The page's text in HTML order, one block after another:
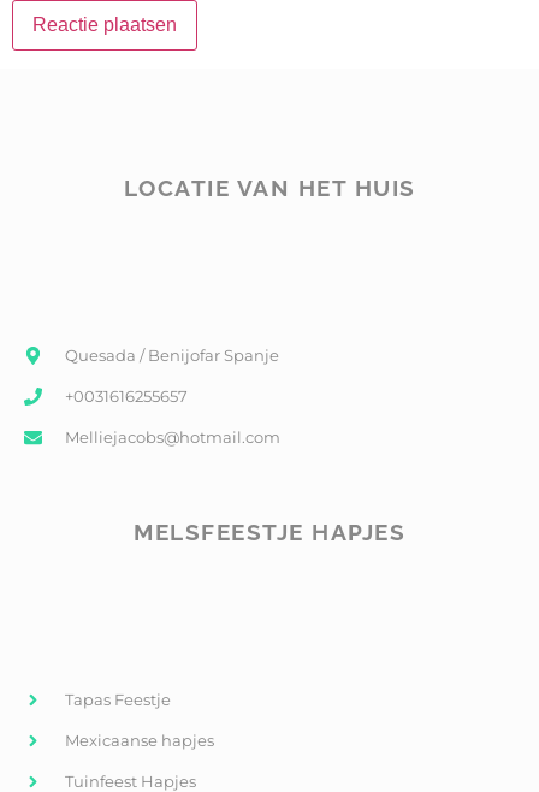
LOCATIE VAN HET HUIS
Quesada / Benijofar Spanje
+0031616255657
Melliejacobs@hotmail.com
MELSFEESTJE HAPJES
Tapas Feestje
Mexicaanse hapjes
Tuinfeest Hapjes